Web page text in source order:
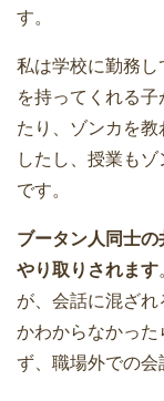
す。
私は学校に勤務
を持ってくれる
たり、ゾンカを
したし、授業も
です。
ブータン人同士
やり取りされます
が、会話に混ざ
かわからなかった
ず、職場外での会